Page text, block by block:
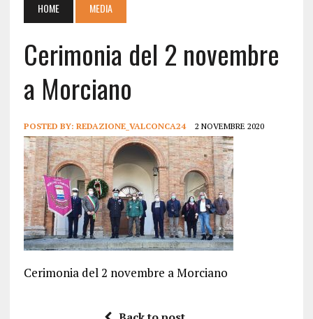
HOME MEDIA
Cerimonia del 2 novembre
a Morciano
POSTED BY: REDAZIONE_VALCONCA24 2 NOVEMBRE 2020
Cerimonia del 2 novembre a Morciano